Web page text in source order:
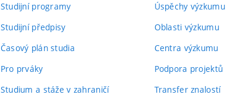
Studijní programy
Studijní předpisy
Časový plán studia
Pro prváky
Studium a stáže v zahraničí
Úspěchy výzkumu
Oblasti výzkumu
Centra výzkumu
Podpora projektů
Transfer znalostí